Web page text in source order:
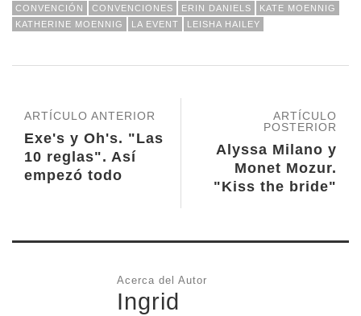
CONVENCIÓN CONVENCIONES ERIN DANIELS
KATE MOENNIG
KATHERINE MOENNIG
LA EVENT LEISHA HAILEY
ARTÍCULO
POSTERIOR
Alyssa Milano y
Monet Mozur.
"Kiss the bride"
ARTÍCULO ANTERIOR
Exe's y Oh's. "Las
10 reglas". Así
empezó todo
Acerca del Autor
Ingrid